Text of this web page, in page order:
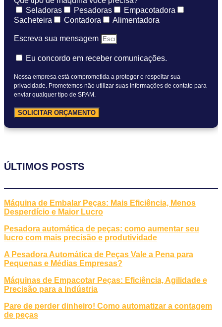
Seladoras
Pesadoras
Empacotadora
Sacheteira
Contadora Alimentadora
Escreva sua mensagem
Eu concordo em receber comunicações.
Nossa empresa está comprometida a proteger e respeitar sua
privacidade. Prometemos não utilizar suas informações de contato para
enviar qualquer tipo de SPAM.
SOLICITAR ORÇAMENTO
ÚLTIMOS POSTS
Máquina de Embalar Peças: Mais Eficiência, Menos
Desperdício e Maior Lucro
Pesadora automática de peças: como aumentar seu
lucro com mais precisão e produtividade
A Pesadora Automática de Peças Vale a Pena para
Pequenas e Médias Empresas?
Máquinas de Empacotar Peças: Eficiência, Agilidade e
Precisão para a Indústria
Pare de perder dinheiro! Como automatizar a contagem
de peças